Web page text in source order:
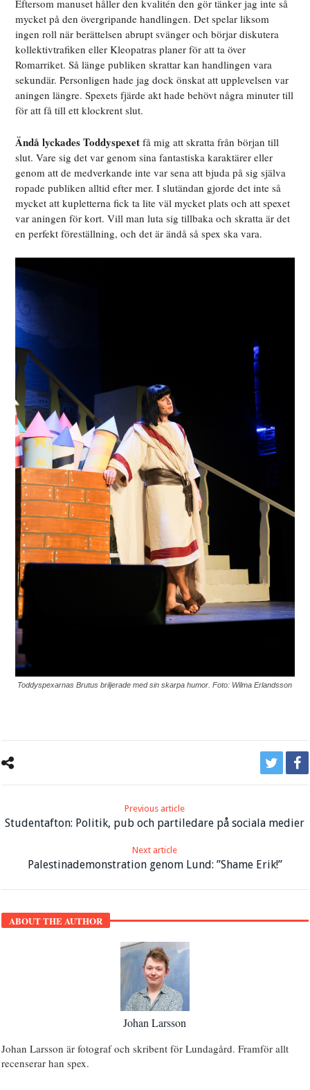
Eftersom manuset håller den kvalitén den gör tänker jag inte så
mycket på den övergripande handlingen. Det spelar liksom
ingen roll när berättelsen abrupt svänger och börjar diskutera
kollektivtrafiken eller Kleopatras planer för att ta över
Romarriket. Så länge publiken skrattar kan handlingen vara
sekundär. Personligen hade jag dock önskat att upplevelsen var
aningen längre. Spexets fjärde akt hade behövt några minuter till
för att få till ett klockrent slut.
Ändå lyckades Toddyspexet få mig att skratta från början till
slut. Vare sig det var genom sina fantastiska karaktärer eller
genom att de medverkande inte var sena att bjuda på sig själva
ropade publiken alltid efter mer. I slutändan gjorde det inte så
mycket att kupletterna fick ta lite väl mycket plats och att spexet
var aningen för kort. Vill man luta sig tillbaka och skratta är det
en perfekt föreställning, och det är ändå så spex ska vara.
Toddyspexarnas Brutus briljerade med sin skarpa humor. Foto: Wilma Erlandsson
Previous article
Studentafton: Politik, pub och partiledare på sociala medier
Next article
Palestinademonstration genom Lund: ”Shame Erik!”
ABOUT THE AUTHOR
Johan Larsson
Johan Larsson är fotograf och skribent för Lundagård. Framför allt
recenserar han spex.